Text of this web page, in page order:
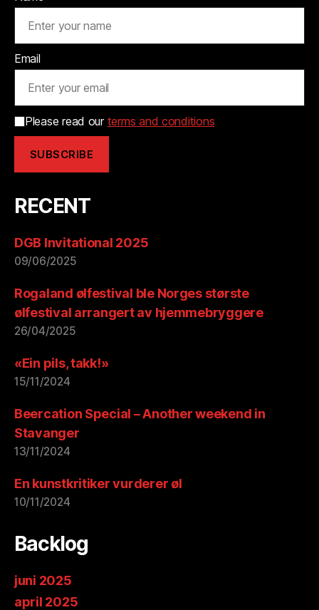
Email
Please read our terms and conditions
RECENT
DGB Invitational 2025
09/06/2025
Rogaland ølfestival ble Norges største
ølfestival arrangert av hjemmebryggere
26/04/2025
«Ein pils, takk!»
15/11/2024
Beercation Special – Another weekend in
Stavanger
13/11/2024
En kunstkritiker vurderer øl
10/11/2024
Backlog
juni 2025
april 2025